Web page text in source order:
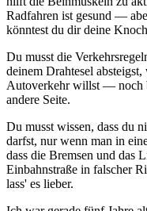
Radfahren ist gesund —
könntest du dir deine
Du musst die
deinem Drahtesel
Autoverkehr willst — noch
andere Seite.
Du musst wissen, dass du
darfst, nur wenn man in
dass die Bremsen und das
Einbahnstraße in falscher
lass' es lieber.